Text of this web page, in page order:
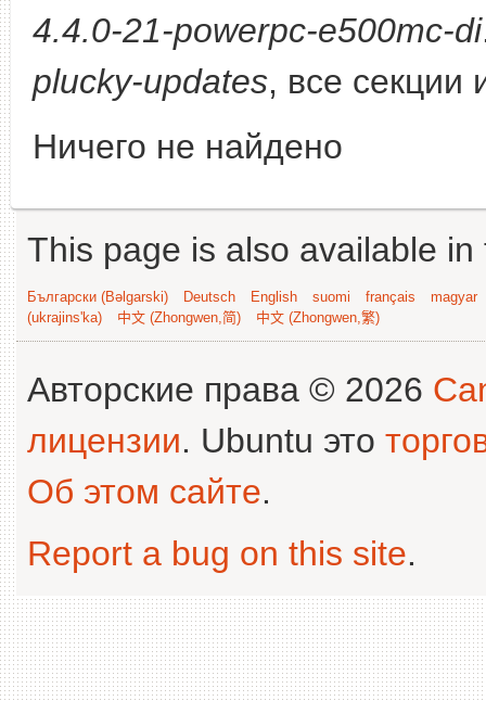
4.4.0-21-powerpc-e500mc-di
plucky-updates, все секции
Ничего не найдено
This page is also available
Български (Bəlgarski) Deutsch English suomi français
magyar
(ukrajins'ka)
中文 (Zhongwen,简) 中文 (Zhongwen,繁)
Авторские права © 2026
лицензии. Ubuntu это
Об этом сайте.
Report a bug on this site.